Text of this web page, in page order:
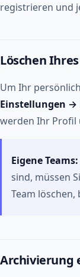
registrieren und
Löschen
Um Ihr
Einstellungen →
werden Ihr Profil
Eigene Teams:
sind, müssen
Team
Archivierung